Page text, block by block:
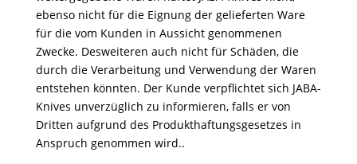
ebenso nicht für die Eignung der gelieferten Ware
für die vom Kunden in Aussicht genommenen
Zwecke. Desweiteren auch nicht für Schäden, die
durch die Verarbeitung und Verwendung der Waren
entstehen könnten. Der Kunde verpflichtet sich JABA-
Knives unverzüglich zu informieren, falls er von
Dritten aufgrund des Produkthaftungsgesetzes in
Anspruch genommen wird..